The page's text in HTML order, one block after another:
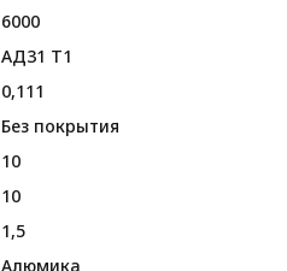
6000
AД31 T1
0,111
Без покрытия
10
10
1,5
Алюмика